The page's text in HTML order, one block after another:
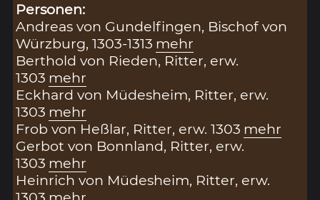
Personen:
Andreas von Gundelfingen, Bischof von
Würzburg, 1303-1313 mehr
Berthold von Rieden, Ritter, erw.
1303 mehr
Eckhard von Müdesheim, Ritter, erw.
1303 mehr
Frob von Heßlar, Ritter, erw. 1303 mehr
Gerbot von Bonnland, Ritter, erw.
1303 mehr
Heinrich von Müdesheim, Ritter, erw.